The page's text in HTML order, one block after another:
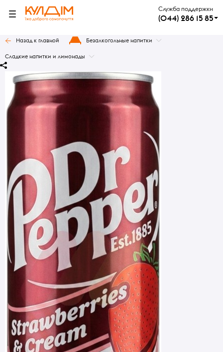
Служба поддержки
(044) 286 15 85
Назад к главной Безалкогольные напитки
Сладкие напитки и лимонады